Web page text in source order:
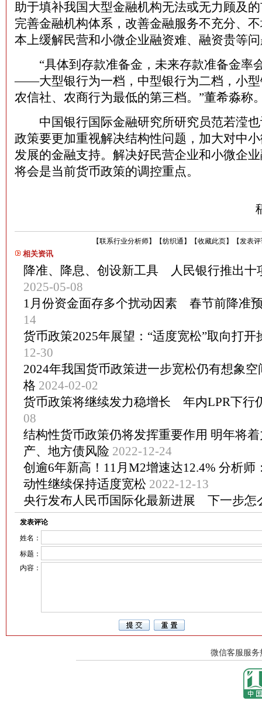
助于填补我国大型金融机构无法或无力顾及
完善金融机构体系，改善金融服务不充分、
本上缓解民营和小微企业融资难、融资贵等
“具体到存款准备金，未来存款准备金率
——大型银行为一档，中型银行为二档，小型
农信社、农商行为最低的第三档。”董希淼称
中国银行国际金融研究所研究员范若滢也
政策要更加重视解决结构性问题，加大对中
发展的金融支持。解决好民营企业和小微企
将会是当前货币政策的调控重点。
【发表
【收藏此页】
【纺织通 】
【联系行业分析师】
相关资讯
降准、降息、创设新工具 人民银行推出十
2025-05-08
1月份资金面存多个扰动因素 春节前降准
14
货币政策2025年展望：“适度宽松”取向打开
12-30
2024年我国货币政策进一步宽松仍有想象
格 2024-02-02
货币政策将继续发力稳增长 年内LPR下行
08
结构性货币政策仍将发挥重要作用 明年将
产、地方债风险 2022-12-24
创逾6年新高！11月M2增速达12.4% 分析师
动性继续保持适度宽松 2022-12-13
央行发布人民币国际化最新进展 下一步怎
发表评论
姓名：
标题：
内容：